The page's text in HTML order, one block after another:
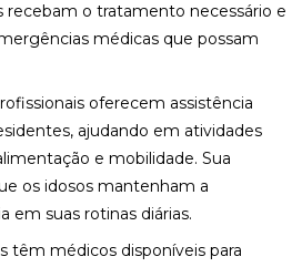
recebam o tratamento necessário e
médicas que possam
oferecem assistência
ajudando em atividades
e mobilidade. Sua
os idosos mantenham a
em suas rotinas diárias.
têm médicos disponíveis para